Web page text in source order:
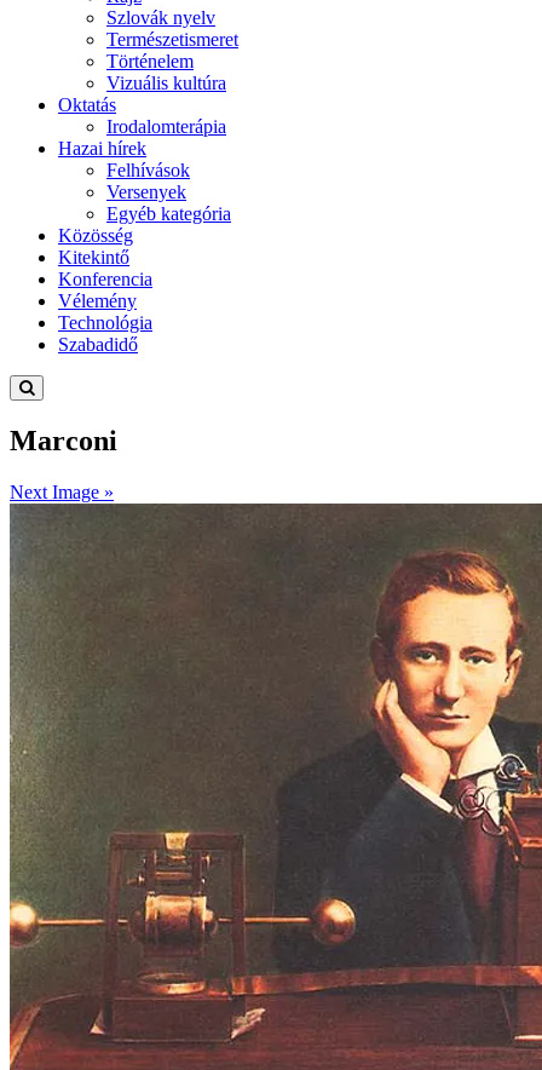
Szlovák nyelv
Természetismeret
Történelem
Vizuális kultúra
Oktatás
Irodalomterápia
Hazai hírek
Felhívások
Versenyek
Egyéb kategória
Közösség
Kitekintő
Konferencia
Vélemény
Technológia
Szabadidő
Marconi
Next Image »